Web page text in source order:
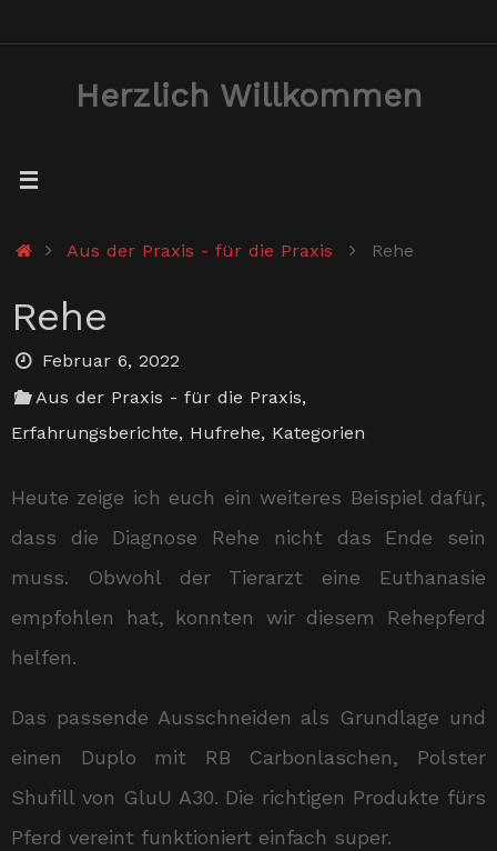
Herzlich Willkommen
StartAus der Praxis - für die Praxis Rehe
Rehe
Februar 6, 2022
Aus der Praxis - für die Praxis,
Erfahrungsberichte, Hufrehe, Kategorien
Heute zeige ich euch ein weiteres Beispiel dafür,
dass die Diagnose Rehe nicht das Ende sein
muss. Obwohl der Tierarzt eine Euthanasie
empfohlen hat, konnten wir diesem Rehepferd
helfen.
Das passende Ausschneiden als Grundlage und
einen Duplo mit RB Carbonlaschen, Polster
Shufill von GluU A30. Die richtigen Produkte fürs
Pferd vereint funktioniert einfach super.